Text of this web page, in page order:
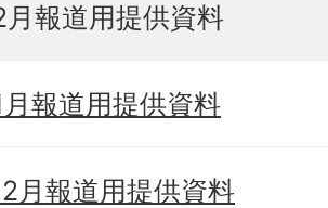
報道用提供資料
報道用提供資料
月報道用提供資料